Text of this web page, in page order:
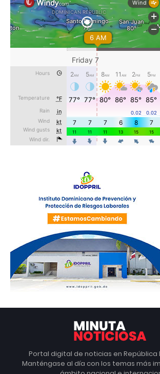
Portal digital de noticias en República
Manténgase al día con los temas más